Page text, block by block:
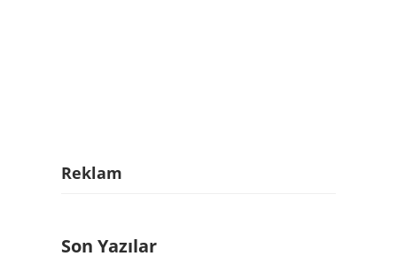
Reklam
Son Yazılar